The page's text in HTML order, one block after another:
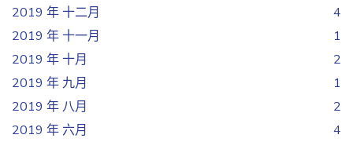
2019 年 十二月
4
2019 年 十一月
1
2019 年 十月
2
2019 年 九月
1
2019 年 八月
2
2019 年 六月
4